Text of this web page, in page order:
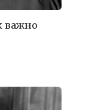
важно